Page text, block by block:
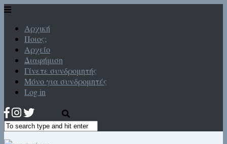
Αρχική
Ποιος;
Αρχείο
Διαφήμιση
Γίνετε συνδρομητής
Μόνο για συνδρομητές
Log in